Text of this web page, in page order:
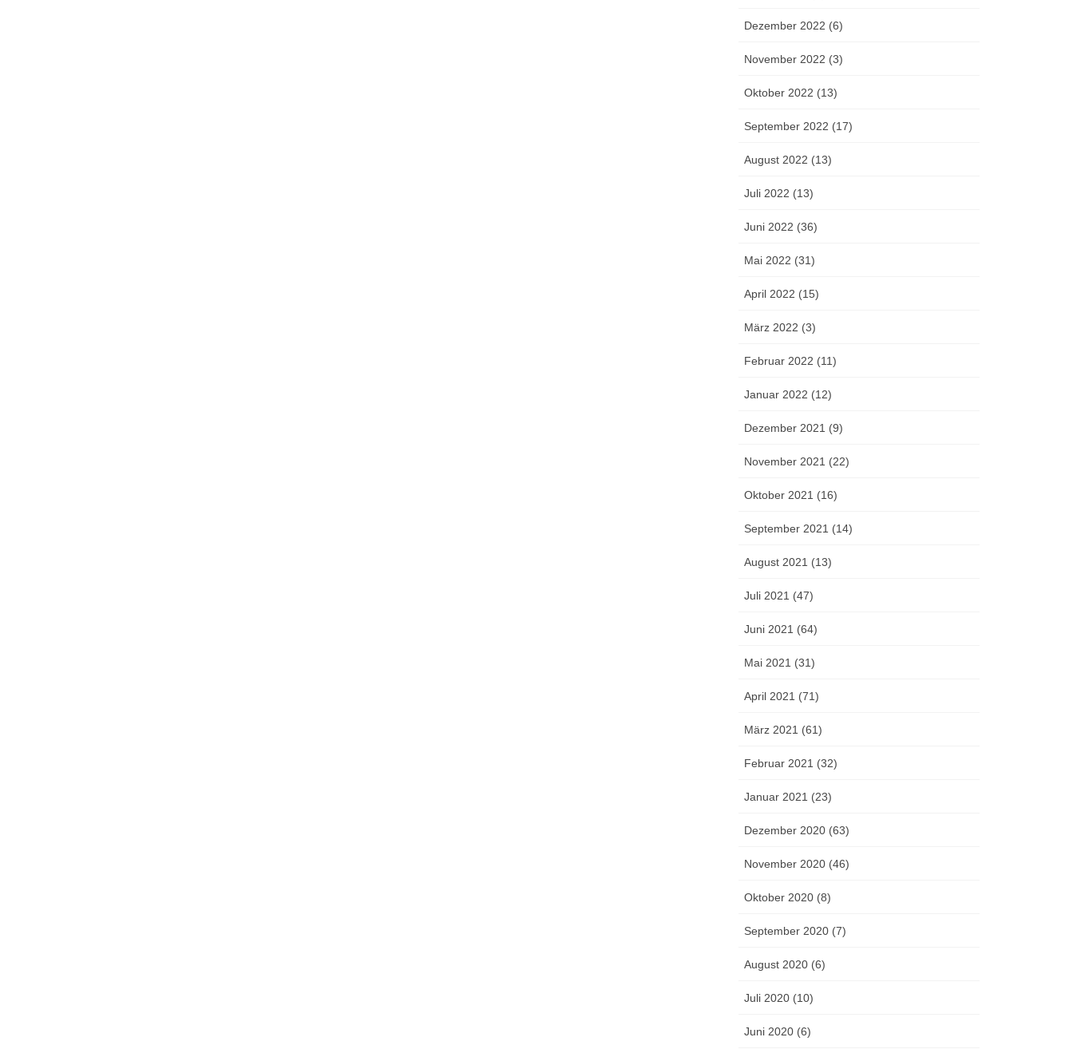
Dezember 2022 (6)
November 2022 (3)
Oktober 2022 (13)
September 2022 (17)
August 2022 (13)
Juli 2022 (13)
Juni 2022 (36)
Mai 2022 (31)
April 2022 (15)
März 2022 (3)
Februar 2022 (11)
Januar 2022 (12)
Dezember 2021 (9)
November 2021 (22)
Oktober 2021 (16)
September 2021 (14)
August 2021 (13)
Juli 2021 (47)
Juni 2021 (64)
Mai 2021 (31)
April 2021 (71)
März 2021 (61)
Februar 2021 (32)
Januar 2021 (23)
Dezember 2020 (63)
November 2020 (46)
Oktober 2020 (8)
September 2020 (7)
August 2020 (6)
Juli 2020 (10)
Juni 2020 (6)